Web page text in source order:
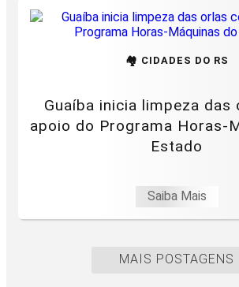
🏘️ CIDADES DO RS
Guaíba inicia limpeza das
apoio do Programa Horas-
Estado
Saiba Mais
MAIS POSTAGENS